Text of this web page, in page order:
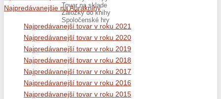
Tovar na sklade
Záložky do knihy
Spoločenské hry
Najpredávanejšie na Auraknihy
Najpredávanejší tovar v roku 2021
Najpredávanejší tovar v roku 2020
Najpredávanejší tovar v roku 2019
Najpredávanejší tovar v roku 2018
Najpredávanejší tovar v roku 2017
Najpredávanejší tovar v roku 2016
Najpredávanejší tovar v roku 2015